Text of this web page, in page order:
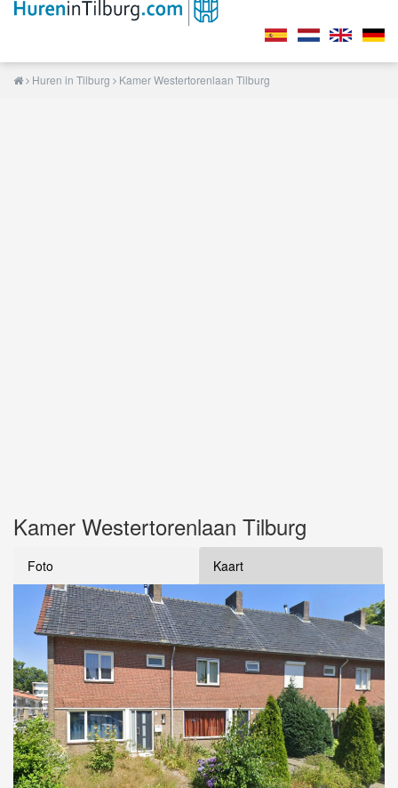
Huren in Tilburg Kamer Westertorenlaan Tilburg
Kamer Westertorenlaan Tilburg
Foto Kaart